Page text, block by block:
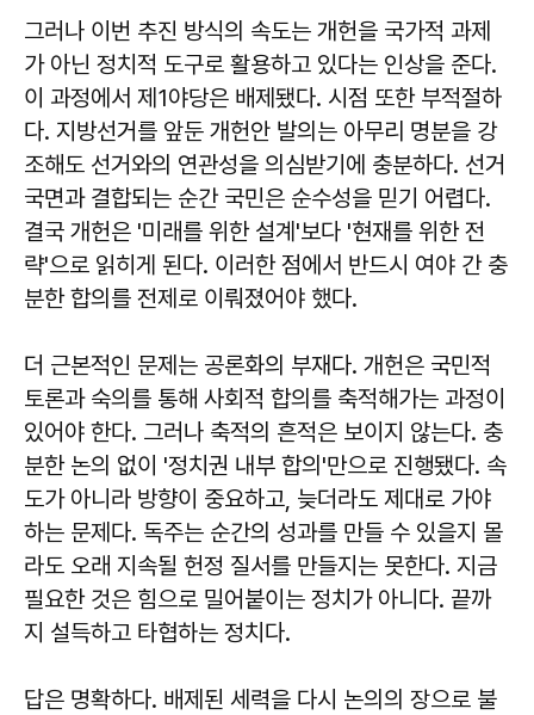
그러나 이번 추진 방식의 속도는 개헌을 국가적 과제
가 아닌 정치적 도구로 활용하고 있다는 인상을 준다.
이 과정에서 제1야당은 배제됐다. 시점 또한 부적절하
다. 지방선거를 앞둔 개헌안 발의는 아무리 명분을 강
조해도 선거와의 연관성을 의심받기에 충분하다. 선거
국면과 결합되는 순간 국민은 순수성을 믿기 어렵다.
결국 개헌은 '미래를 위한 설계'보다 '현재를 위한 전
략'으로 읽히게 된다. 이러한 점에서 반드시 여야 간 충
분한 합의를 전제로 이뤄졌어야 했다.
더 근본적인 문제는 공론화의 부재다. 개헌은 국민적
토론과 숙의를 통해 사회적 합의를 축적해가는 과정이
있어야 한다. 그러나 축적의 흔적은 보이지 않는다. 충
분한 논의 없이 '정치권 내부 합의'만으로 진행됐다. 속
도가 아니라 방향이 중요하고, 늦더라도 제대로 가야
하는 문제다. 독주는 순간의 성과를 만들 수 있을지 몰
라도 오래 지속될 헌정 질서를 만들지는 못한다. 지금
필요한 것은 힘으로 밀어붙이는 정치가 아니다. 끝까
지 설득하고 타협하는 정치다.
답은 명확하다. 배제된 세력을 다시 논의의 장으로 불